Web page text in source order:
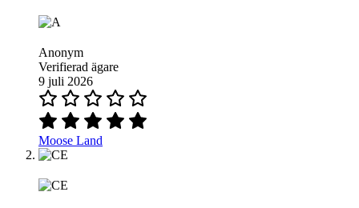
Anonym
Verifierad ägare
9 juli 2026
Moose Land